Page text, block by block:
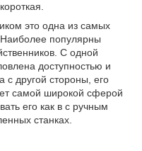
это одна из самых
популярны
С одной
доступностью и
с другой стороны, его
самой широкой сферой
его как в с ручным
станках.